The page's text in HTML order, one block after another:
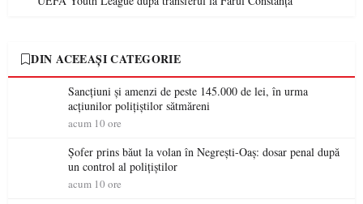
DIN ACEEAȘI CATEGORIE
Sancțiuni și amenzi de peste 145.000 de lei, în urma
acțiunilor polițiștilor sătmăreni
acum 10 ore
Șofer prins băut la volan în Negrești-Oaș: dosar penal după
un control al polițiștilor
acum 10 ore